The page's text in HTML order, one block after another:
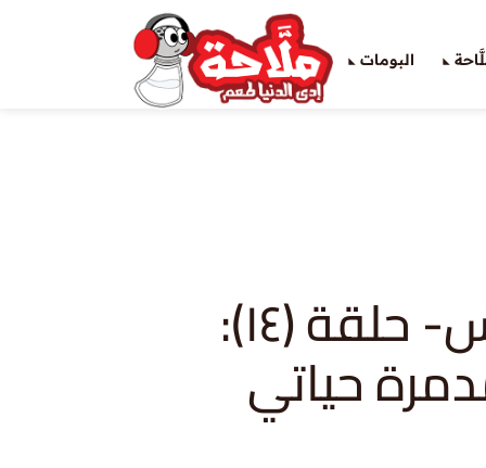
البومات
ايه الكلاكس- حلقة (١٤):
حياتي